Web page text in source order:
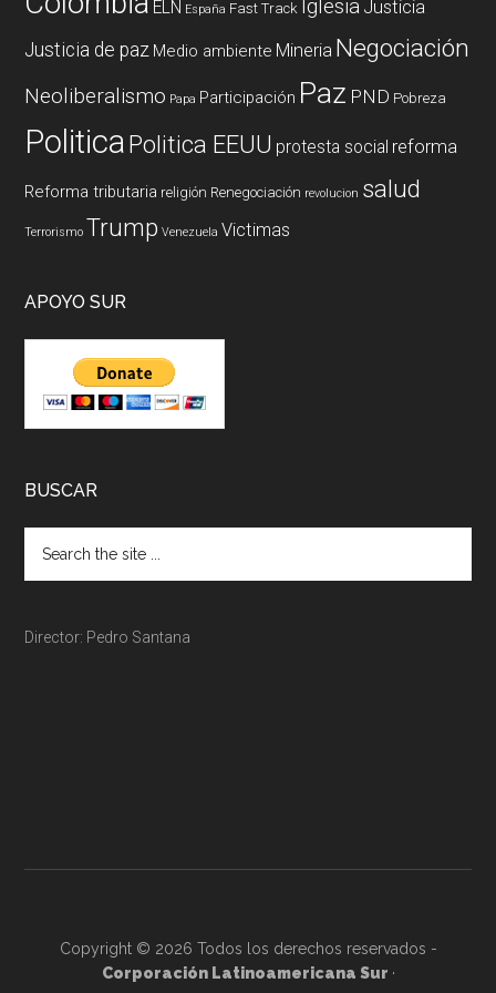
ELN España Fast Track Iglesia Justicia
Justicia de paz Medio ambiente Mineria Negociación
Neoliberalismo Papa Participación Paz PND Pobreza
PoliticaPolitica EEUU protesta social reforma
Reforma tributaria religión Renegociación revolucion salud
Terrorismo Trump Venezuela Victimas
APOYO SUR
BUSCAR
Director: Pedro Santana
Copyright © 2026 Todos los derechos reservados -
Corporación Latinoamericana Sur ·